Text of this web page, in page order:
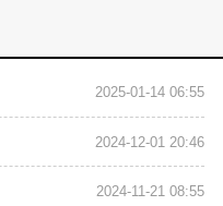
2025-01-14 06:55
2024-12-01 20:46
2024-11-21 08:55